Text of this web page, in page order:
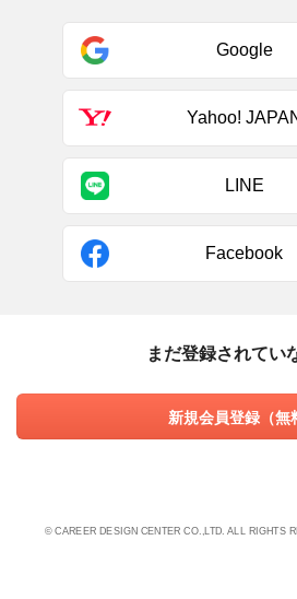
Google
Yahoo!
LINE
Facebook
まだ登録されてい
新規会員登録（無
© CAREER DESIGN CENTER CO.,LTD. ALL RIGHTS